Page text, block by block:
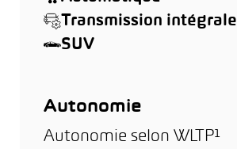
Transmission intégrale
SUV
Autonomie
Autonomie selon WLTP¹